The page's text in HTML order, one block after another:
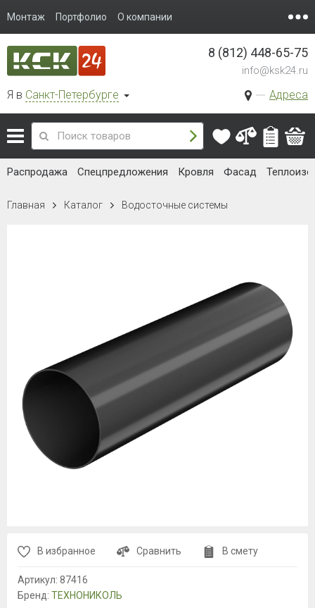
Монтаж Портфолио О компании
Я в Санкт-Петербурге Адреса
8 (812) 448-65-75
info@ksk24.ru
Распродажа Спецпредложения Кровля Фасад
Главная Каталог Водосточные системы
В избранное Сравнить В смету
Артикул: 87416
Бренд: ТЕХНОНИКОЛЬ